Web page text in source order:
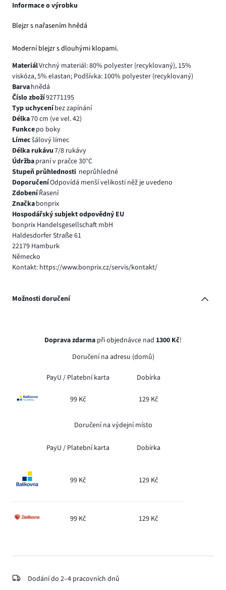
Informace o výrobku
Blejzr s nařasením hnědá
Moderní blejzr s dlouhými klopami.
MateriálVrchný materiál: 80% polyester (recyklovaný), 15%
viskóza, 5% elastan; Podšívka: 100% polyester (recyklovaný)
Barvahnědá
Číslo zboží92771195
Typ uchyceníbez zapínání
Délka70 cm (ve vel. 42)
Funkcepo boky
Límecšálový límec
Délka rukávu7/8 rukávy
Údržbapraní v pračce 30°C
Stupeň průhlednosti neprůhledné
DoporučeníOdpovídá menší velikosti něž je uvedeno
ZdobeníŘasení
Značkabonprix
Hospodářský subjekt odpovědný EU
bonprix Handelsgesellschaft mbH
Haldesdorfer Straße 61
22179 Hamburk
Německo
Kontakt: https://www.bonprix.cz/servis/kontakt/
Možnosti doručení
Doprava zdarma při objednávce nad 1300 Kč!
Doručení na adresu (domů)
PayU / Platební karta Dobírka
99 Kč 129 Kč
Doručení na výdejní místo
PayU / Platební karta Dobírka
99 Kč 129 Kč
99 Kč 129 Kč
Dodání do 2–4 pracovních dnů